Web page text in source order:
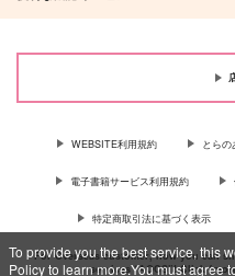
To provide you the best service, this
Policy to learn more.You must agree
WEBSITE利用規約 とらの
電子書籍サービス利用規約
特定商取引法に基づく表示
For Overseas customer, now you can
services “AOCS”! Click